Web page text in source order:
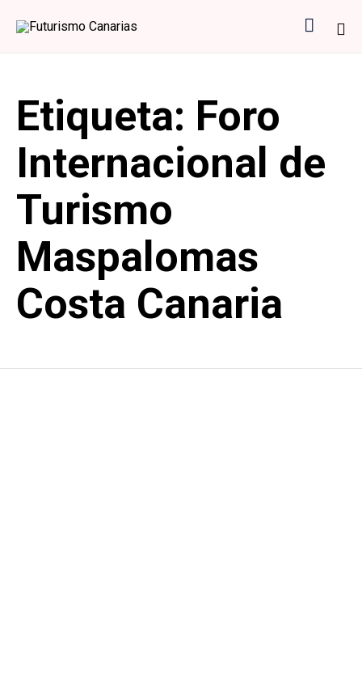

Etiqueta: Foro
Internacional de
Turismo
Maspalomas
Costa Canaria